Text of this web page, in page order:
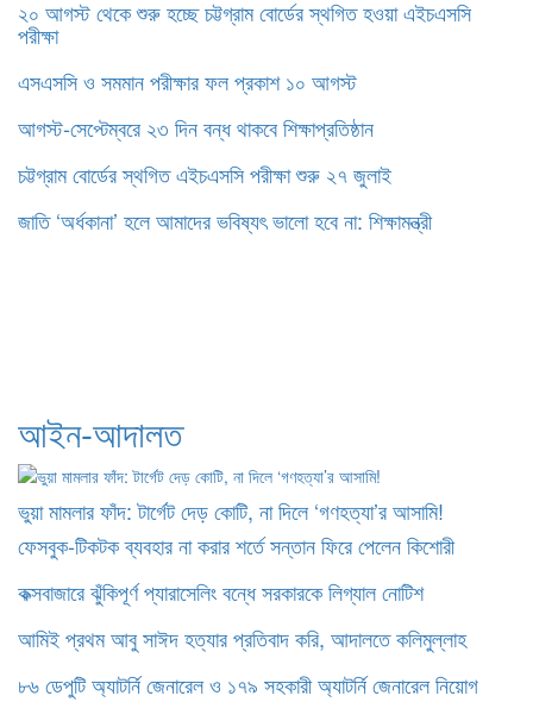
২০ আগস্ট থেকে শুরু হচ্ছে চট্টগ্রাম বোর্ডের স্থগিত হওয়া এইচএসসি
পরীক্ষা
এসএসসি ও সমমান পরীক্ষার ফল প্রকাশ ১০ আগস্ট
আগস্ট-সেপ্টেম্বরে ২৩ দিন বন্ধ থাকবে শিক্ষাপ্রতিষ্ঠান
চট্টগ্রাম বোর্ডের স্থগিত এইচএসসি পরীক্ষা শুরু ২৭ জুলাই
জাতি ‘অর্ধকানা’ হলে আমাদের ভবিষ্যৎ ভালো হবে না: শিক্ষামন্ত্রী
আইন-আদালত
​ভুয়া মামলার ফাঁদ: টার্গেট দেড় কোটি, না দিলে ‘গণহত্যা’র আসামি!
ফেসবুক-টিকটক ব্যবহার না করার শর্তে সন্তান ফিরে পেলেন কিশোরী
কক্সবাজারে ঝুঁকিপূর্ণ প্যারাসেলিং বন্ধে সরকারকে লিগ্যাল নোটিশ
আমিই প্রথম আবু সাঈদ হত্যার প্রতিবাদ করি, আদালতে কলিমুল্লাহ
৮৬ ডেপুটি অ্যাটর্নি জেনারেল ও ১৭৯ সহকারী অ্যাটর্নি জেনারেল নিয়োগ